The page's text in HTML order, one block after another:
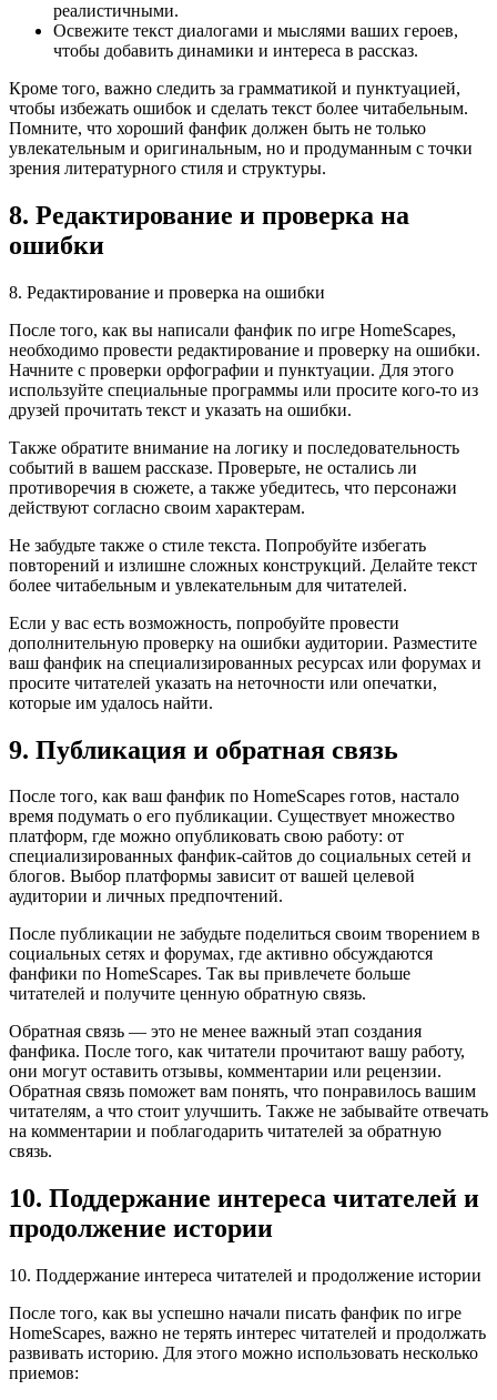
реалистичными.
Освежите текст диалогами и мыслями ваших героев,
чтобы добавить динамики и интереса в рассказ.
Кроме того, важно следить за грамматикой и пунктуацией,
чтобы избежать ошибок и сделать текст более читабельным.
Помните, что хороший фанфик должен быть не только
увлекательным и оригинальным, но и продуманным с точки
зрения литературного стиля и структуры.
8. Редактирование и проверка на
ошибки
8. Редактирование и проверка на ошибки
После того, как вы написали фанфик по игре HomeScapes,
необходимо провести редактирование и проверку на ошибки.
Начните с проверки орфографии и пунктуации. Для этого
используйте специальные программы или просите кого-то из
друзей прочитать текст и указать на ошибки.
Также обратите внимание на логику и последовательность
событий в вашем рассказе. Проверьте, не остались ли
противоречия в сюжете, а также убедитесь, что персонажи
действуют согласно своим характерам.
Не забудьте также о стиле текста. Попробуйте избегать
повторений и излишне сложных конструкций. Делайте текст
более читабельным и увлекательным для читателей.
Если у вас есть возможность, попробуйте провести
дополнительную проверку на ошибки аудитории. Разместите
ваш фанфик на специализированных ресурсах или форумах и
просите читателей указать на неточности или опечатки,
которые им удалось найти.
9. Публикация и обратная связь
После того, как ваш фанфик по HomeScapes готов, настало
время подумать о его публикации. Существует множество
платформ, где можно опубликовать свою работу: от
специализированных фанфик-сайтов до социальных сетей и
блогов. Выбор платформы зависит от вашей целевой
аудитории и личных предпочтений.
После публикации не забудьте поделиться своим творением в
социальных сетях и форумах, где активно обсуждаются
фанфики по HomeScapes. Так вы привлечете больше
читателей и получите ценную обратную связь.
Обратная связь — это не менее важный этап создания
фанфика. После того, как читатели прочитают вашу работу,
они могут оставить отзывы, комментарии или рецензии.
Обратная связь поможет вам понять, что понравилось вашим
читателям, а что стоит улучшить. Также не забывайте отвечать
на комментарии и поблагодарить читателей за обратную
связь.
10. Поддержание интереса читателей и
продолжение истории
10. Поддержание интереса читателей и продолжение истории
После того, как вы успешно начали писать фанфик по игре
HomeScapes, важно не терять интерес читателей и продолжать
развивать историю. Для этого можно использовать несколько
приемов: